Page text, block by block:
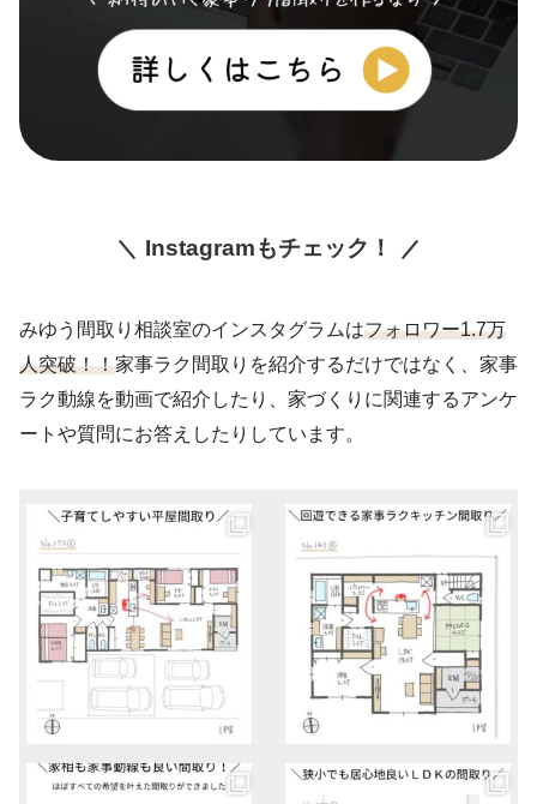
Instagramもチェック！
みゆう間取り相談室のインスタグラムはフォロワー1.7万
人突破！！家事ラク間取りを紹介するだけではなく、家事
ラク動線を動画で紹介したり、家づくりに関連するアンケ
ートや質問にお答えしたりしています。